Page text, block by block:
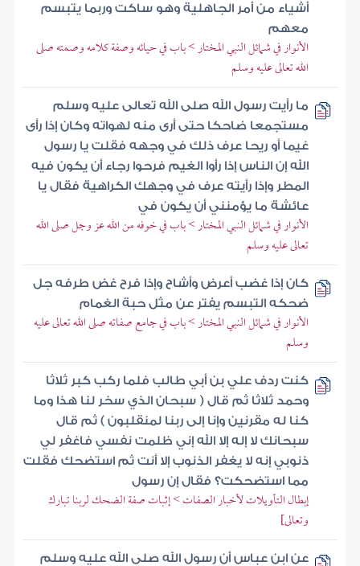
أشياء من أمر الجاهلية وهو ساكت وربما يتبسم
معهم
الأنوار في شمائل النبي المختار > باب في حيائه وصفة كلامه وصمته صلى
الله تعالى عليه وسلم
ما رأيت رسول الله صلى الله تعالى عليه وسلم
مستجمعا ضاحكا حتى أرى منه لهواته وكان إذا رأى
غيما أو ريحا عرف ذلك في وجهه فقلت يا رسول
الله إن الناس إذا رأوا الغيم فرحوا رجاء أن يكون فيه
المطر وإذا رأيته عرف في وجهك الكراهية فقال يا
عائشة ما يؤمنني أن يكون في
الأنوار في شمائل النبي المختار > باب في خوفه من الله عز وجل صلى الله
تعالى عليه وسلم
كان إذا غضب أعرض وأشاح وإذا فرح غض طرفه جل
ضحكه التبسم يفتر عن مثل حبة الغمام
الأنوار في شمائل النبي المختار > باب في جامع صفاته صلى الله تعالى عليه
وسلم
كنت ردف علي بن أبي طالب فلما ركب كبر ثلاثا
وحمد ثلاثا ثم قال ( سبحان الذي سخر لنا هذا وما
كنا له مقرنين وإنا إلى ربنا لمنقلبون ) ثم قال
سبحانك لا إله إلا الله إني ظلمت نفسي فاغفر لي
ذنوبي إنه لا يغفر الذنوب إلا أنت ثم استضحك فقلت
مما استضحكت؟ فقال إن رسول
إبطال التأويلات لأخبار الصفات > إثبات صفة الضحك لربنا تبارك
وتعالى]
عن ابن عباس أن رسول الله صلى الله عليه وسلم